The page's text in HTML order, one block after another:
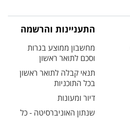
התעניינות והרשמה
מחשבון ממוצע בגרות
וסכם לתואר ראשון
תנאי קבלה לתואר ראשון
בכל התוכניות
דיור ומעונות
שנתון האוניברסיטה - כל